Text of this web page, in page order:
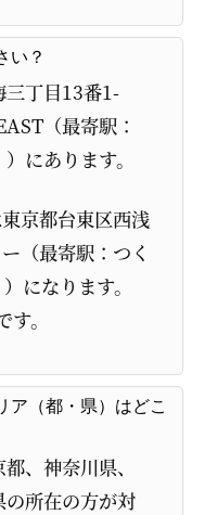
い？
三丁目13番1-
（最寄駅：
にあります。
京都台東区西浅
（最寄駅：つく
になります。
す。
ア（都・県）はどこ
、神奈川県、
所在の方が対